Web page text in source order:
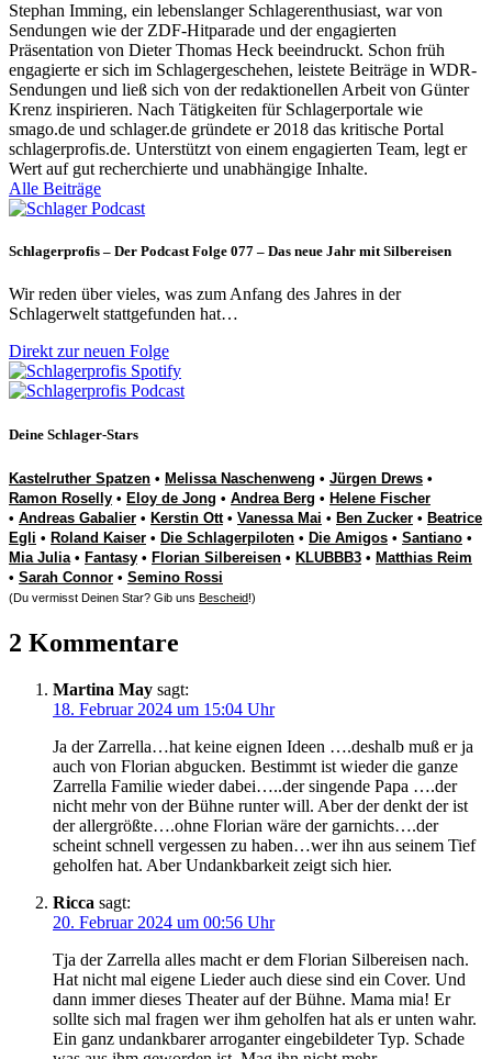
Stephan Imming, ein lebenslanger Schlagerenthusiast, war von
Sendungen wie der ZDF-Hitparade und der engagierten
Präsentation von Dieter Thomas Heck beeindruckt. Schon früh
engagierte er sich im Schlagergeschehen, leistete Beiträge in WDR-
Sendungen und ließ sich von der redaktionellen Arbeit von Günter
Krenz inspirieren. Nach Tätigkeiten für Schlagerportale wie
smago.de und schlager.de gründete er 2018 das kritische Portal
schlagerprofis.de. Unterstützt von einem engagierten Team, legt er
Wert auf gut recherchierte und unabhängige Inhalte.
Alle Beiträge
Schlagerprofis – Der Podcast Folge 077 – Das neue Jahr mit Silbereisen
Wir reden über vieles, was zum Anfang des Jahres in der
Schlagerwelt stattgefunden hat…
Direkt zur neuen Folge
Deine Schlager-Stars
Kastelruther Spatzen • Melissa Naschenweng • Jürgen Drews •
Ramon Roselly • Eloy de Jong • Andrea Berg • Helene Fischer
• Andreas Gabalier • Kerstin Ott• Vanessa Mai • Ben Zucker • Beatrice
Egli • Roland Kaiser • Die Schlagerpiloten • Die Amigos • Santiano •
Mia Julia • Fantasy • Florian Silbereisen • KLUBBB3 • Matthias Reim
• Sarah Connor • Semino Rossi
(Du vermisst Deinen Star? Gib uns Bescheid!)
2 Kommentare
Martina May sagt:
18. Februar 2024 um 15:04 Uhr
Ja der Zarrella…hat keine eignen Ideen ….deshalb muß er ja
auch von Florian abgucken. Bestimmt ist wieder die ganze
Zarrella Familie wieder dabei…..der singende Papa ….der
nicht mehr von der Bühne runter will. Aber der denkt der ist
der allergrößte….ohne Florian wäre der garnichts….der
scheint schnell vergessen zu haben…wer ihn aus seinem Tief
geholfen hat. Aber Undankbarkeit zeigt sich hier.
Ricca sagt:
20. Februar 2024 um 00:56 Uhr
Tja der Zarrella alles macht er dem Florian Silbereisen nach.
Hat nicht mal eigene Lieder auch diese sind ein Cover. Und
dann immer dieses Theater auf der Bühne. Mama mia! Er
sollte sich mal fragen wer ihm geholfen hat als er unten wahr.
Ein ganz undankbarer arroganter eingebildeter Typ. Schade